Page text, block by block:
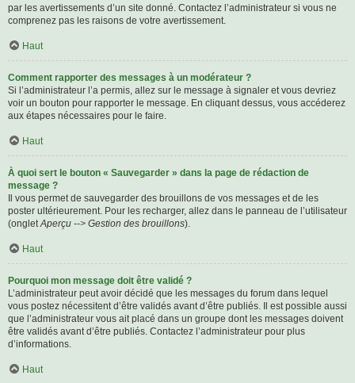
par les avertissements d’un site donné. Contactez l’administrateur si vous ne
comprenez pas les raisons de votre avertissement.
Haut
Comment rapporter des messages à un modérateur ?
Si l’administrateur l’a permis, allez sur le message à signaler et vous devriez
voir un bouton pour rapporter le message. En cliquant dessus, vous accéderez
aux étapes nécessaires pour le faire.
Haut
À quoi sert le bouton « Sauvegarder » dans la page de rédaction de
message ?
Il vous permet de sauvegarder des brouillons de vos messages et de les
poster ultérieurement. Pour les recharger, allez dans le panneau de l’utilisateur
(ongletAperçu --> Gestion des brouillons).
Haut
Pourquoi mon message doit être validé ?
L’administrateur peut avoir décidé que les messages du forum dans lequel
vous postez nécessitent d’être validés avant d’être publiés. Il est possible aussi
que l’administrateur vous ait placé dans un groupe dont les messages doivent
être validés avant d’être publiés. Contactez l’administrateur pour plus
d’informations.
Haut